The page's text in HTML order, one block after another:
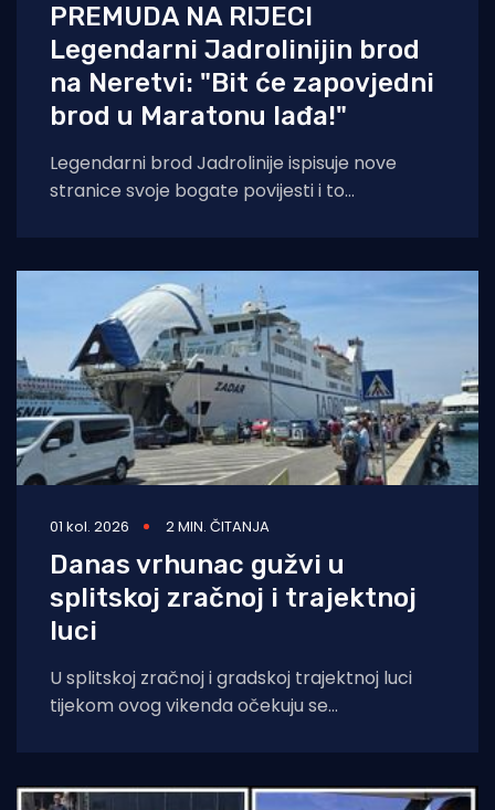
PREMUDA NA RIJECI
Legendarni Jadrolinijin brod
na Neretvi: "Bit će zapovjedni
brod u Maratonu lađa!"
Legendarni brod Jadrolinije ispisuje nove
stranice svoje bogate povijesti i to
01 kol. 2026 2 MIN. ČITANJA
Danas vrhunac gužvi u
splitskoj zračnoj i trajektnoj
luci
U splitskoj zračnoj i gradskoj trajektnoj luci
tijekom ovog vikenda očekuju se